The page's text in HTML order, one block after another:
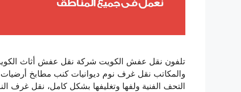
تلفون نقل عفش الكويت شركة نقل عفش أثاث
والمكاتب نقل غرف نوم ديوانيات كنب مطابخ أرضيات
التحف الفنية ولفها وتغليفها بشكل كامل، نقل غرف